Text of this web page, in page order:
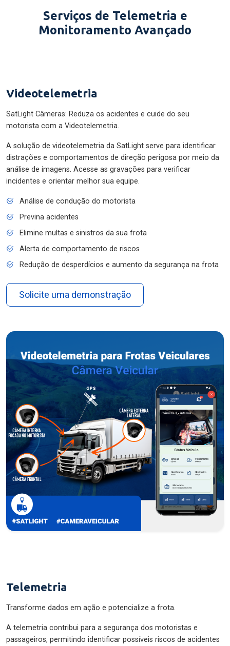
Serviços de Telemetria e
Monitoramento Avançado
Videotelemetria
SatLight Câmeras: Reduza os acidentes e cuide do seu
motorista com a Videotelemetria.
A solução de videotelemetria da SatLight serve para identificar
distrações e comportamentos de direção perigosa por meio da
análise de imagens. Acesse as gravações para verificar
incidentes e orientar melhor sua equipe.
Análise de condução do motorista
Previna acidentes
Elimine multas e sinistros da sua frota
Alerta de comportamento de riscos
Redução de desperdícios e aumento da segurança na frota
Solicite uma demonstração
Telemetria
Transforme dados em ação e potencialize a frota.
A telemetria contribui para a segurança dos motoristas e
passageiros, permitindo identificar possíveis riscos de acidentes